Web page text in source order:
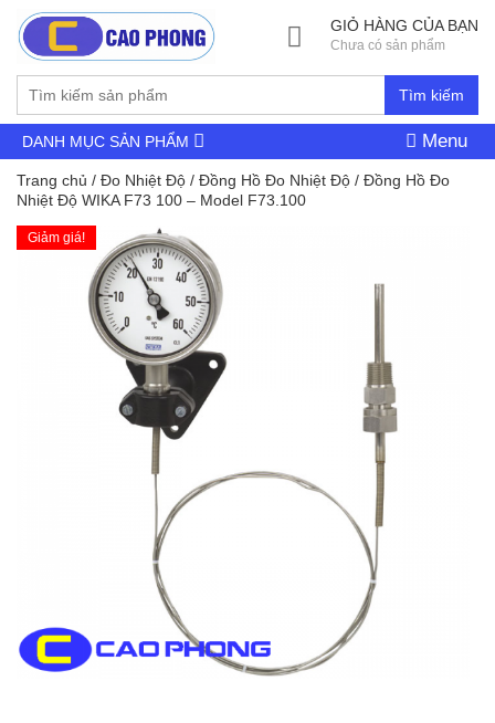
Tìm kiếm
GIỎ HÀNG CỦA BẠN
Chưa có sản phẩm
DANH MỤC SẢN PHẨM Menu
Trang chủ / Đo Nhiệt Độ / Đồng Hồ Đo Nhiệt Độ / Đồng Hồ Đo
Nhiệt Độ WIKA F73 100 – Model F73.100
Giảm giá!